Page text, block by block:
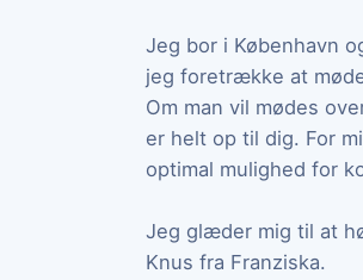
Jeg bor i København
jeg foretrække at
Om man vil mødes
er helt op til dig. For
optimal mulighed for
Jeg glæder mig til at
Knus fra Franziska.